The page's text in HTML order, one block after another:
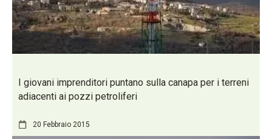
I giovani imprenditori puntano sulla canapa per i terreni
adiacenti ai pozzi petroliferi
20 Febbraio 2015